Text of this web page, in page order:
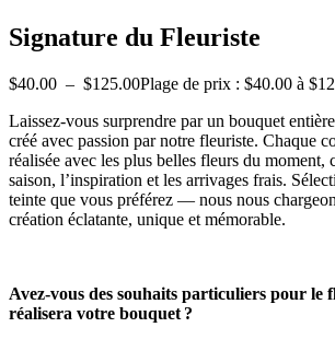
Signature du Fleuriste
$40.00 – $125.00Plage de prix : $40.00 à
Laissez-vous surprendre par un bouquet
créé avec passion par notre fleuriste. Chaque
réalisée avec les plus belles fleurs du moment,
saison, l’inspiration et les arrivages frais.
teinte que vous préférez — nous nous
création éclatante, unique et mémorable.
Avez-vous des souhaits particuliers pour le
réalisera votre bouquet ?